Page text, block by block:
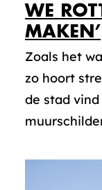
WE
MAKEN’
Zoals het
zo hoort
de stad